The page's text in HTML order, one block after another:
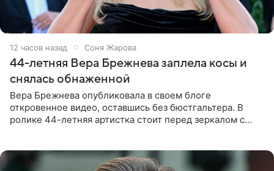
12 часов назад Соня Жарова
44-летняя Вера Брежнева заплела косы и
снялась обнаженной
Вера Брежнева опубликовала в своем блоге
откровенное видео, оставшись без бюстгальтера. В
ролике 44-летняя артистка стоит перед зеркалом с